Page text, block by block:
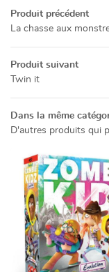
CATALOGUE
ACTUALITÉS
CONTACT
Produit précédent
La chasse aux
Produit suivant
Twin it
Dans la même
D'autres produits qui